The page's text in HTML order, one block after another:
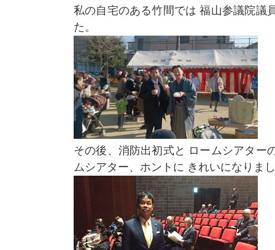
私の自宅のある竹間では 福山参議院議
た。
その後、消防出初式と ロームシアター
ムシアター、ホントに きれいになりま